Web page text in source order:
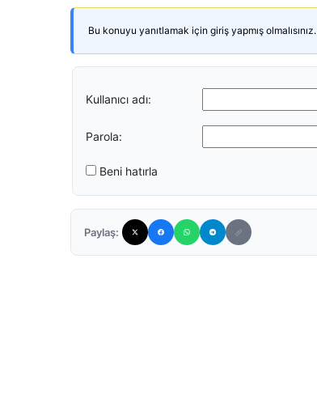
Bu konuyu yanıtlamak için giriş yapmış olmalısınız.
Kullanıcı adı:
Parola:
Beni hatırla
Paylaş: